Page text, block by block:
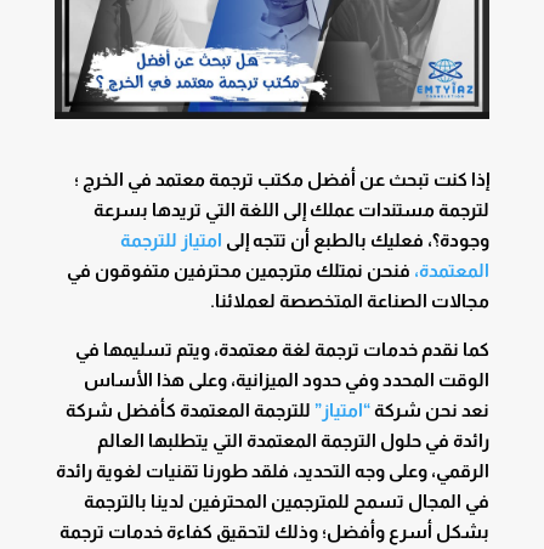
إذا كنت تبحث عن أفضل مكتب ترجمة معتمد في الخرج ؛
لترجمة مستندات عملك إلى اللغة التي تريدها بسرعة
وجودة؟، فعليك بالطبع أن تتجه إلى امتياز للترجمة
المعتمدة، فنحن نمتلك مترجمين محترفين متفوقون في
مجالات الصناعة المتخصصة لعملائنا.
كما نقدم خدمات ترجمة لغة معتمدة، ويتم تسليمها في
الوقت المحدد وفي حدود الميزانية، وعلى هذا الأساس
نعد نحن شركة“امتياز” للترجمة المعتمدة كأفضل شركة
رائدة في حلول الترجمة المعتمدة التي يتطلبها العالم
الرقمي، وعلى وجه التحديد، فلقد طورنا تقنيات لغوية رائدة
في المجال تسمح للمترجمين المحترفين لدينا بالترجمة
بشكل أسرع وأفضل؛ وذلك لتحقيق كفاءة خدمات ترجمة